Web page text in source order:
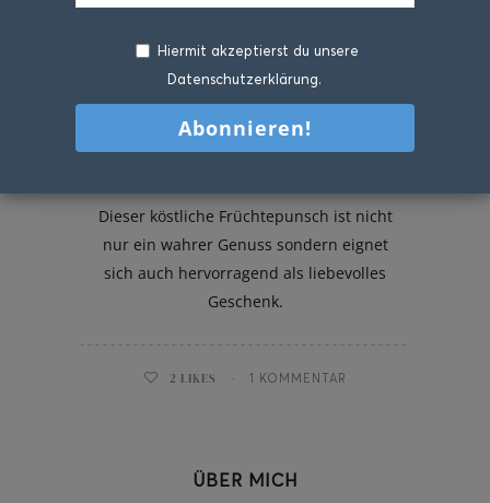
Dieser köstliche Früchtepunsch ist nicht
nur ein wahrer Genuss sondern eignet
sich auch hervorragend als liebevolles
Geschenk.
2 LIKES 1 KOMMENTAR
ÜBER MICH
Hiermit akzeptierst du unsere
Datenschutzerklärung.